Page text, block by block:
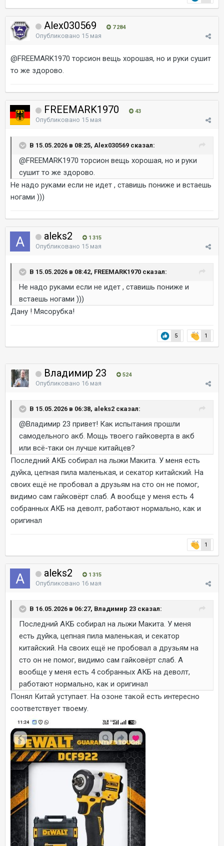
Alex030569 7 284
Опубликовано 15 мая
@FREEMARK1970 торсион вещь хорошая, но и руки сушит
то же здорово.
FREEMARK1970 43
Опубликовано 15 мая
В 15.05.2026 в 08:25, Alex030569 сказал:
@FREEMARK1970 торсион вещь хорошая, но и руки
сушит то же здорово.
Не надо руками если не идет , ставишь пониже и встаешь
ногами )))
aleks2 1 315
Опубликовано 15 мая
В 15.05.2026 в 08:42, FREEMARK1970 сказал:
Не надо руками если не идет , ставишь пониже и
встаешь ногами )))
Дану ! Мясорубка!
5 1
Владимир 23 524
Опубликовано 16 мая
В 15.05.2026 в 06:38, aleks2 сказал:
@Владимир 23 привет! Как испытания прошли
самодельного акб. Мощь твоего гайковерта в акб
или всё-таки он лучше китайцев?
Последний АКБ собирал на лыжи Макита. У меня есть
дуйка, цепная пила маленькая, и секатор китайский. На
своих ещё не пробовал а друзьям на сто он не помог,
видимо сам гайковёрт слаб. А вообще у меня есть 4
собранных АКБ на деволт, работают нормально, как и
оригинал
1
aleks2 1 315
Опубликовано 16 мая
В 16.05.2026 в 06:27, Владимир 23 сказал:
Последний АКБ собирал на лыжи Макита. У меня
есть дуйка, цепная пила маленькая, и секатор
китайский. На своих ещё не пробовал а друзьям на
сто он не помог, видимо сам гайковёрт слаб. А
вообще у меня есть 4 собранных АКБ на деволт,
работают нормально, как и оригинал
Понял Китай уступает. На озоне такой есть интересно
соответствует твоему.